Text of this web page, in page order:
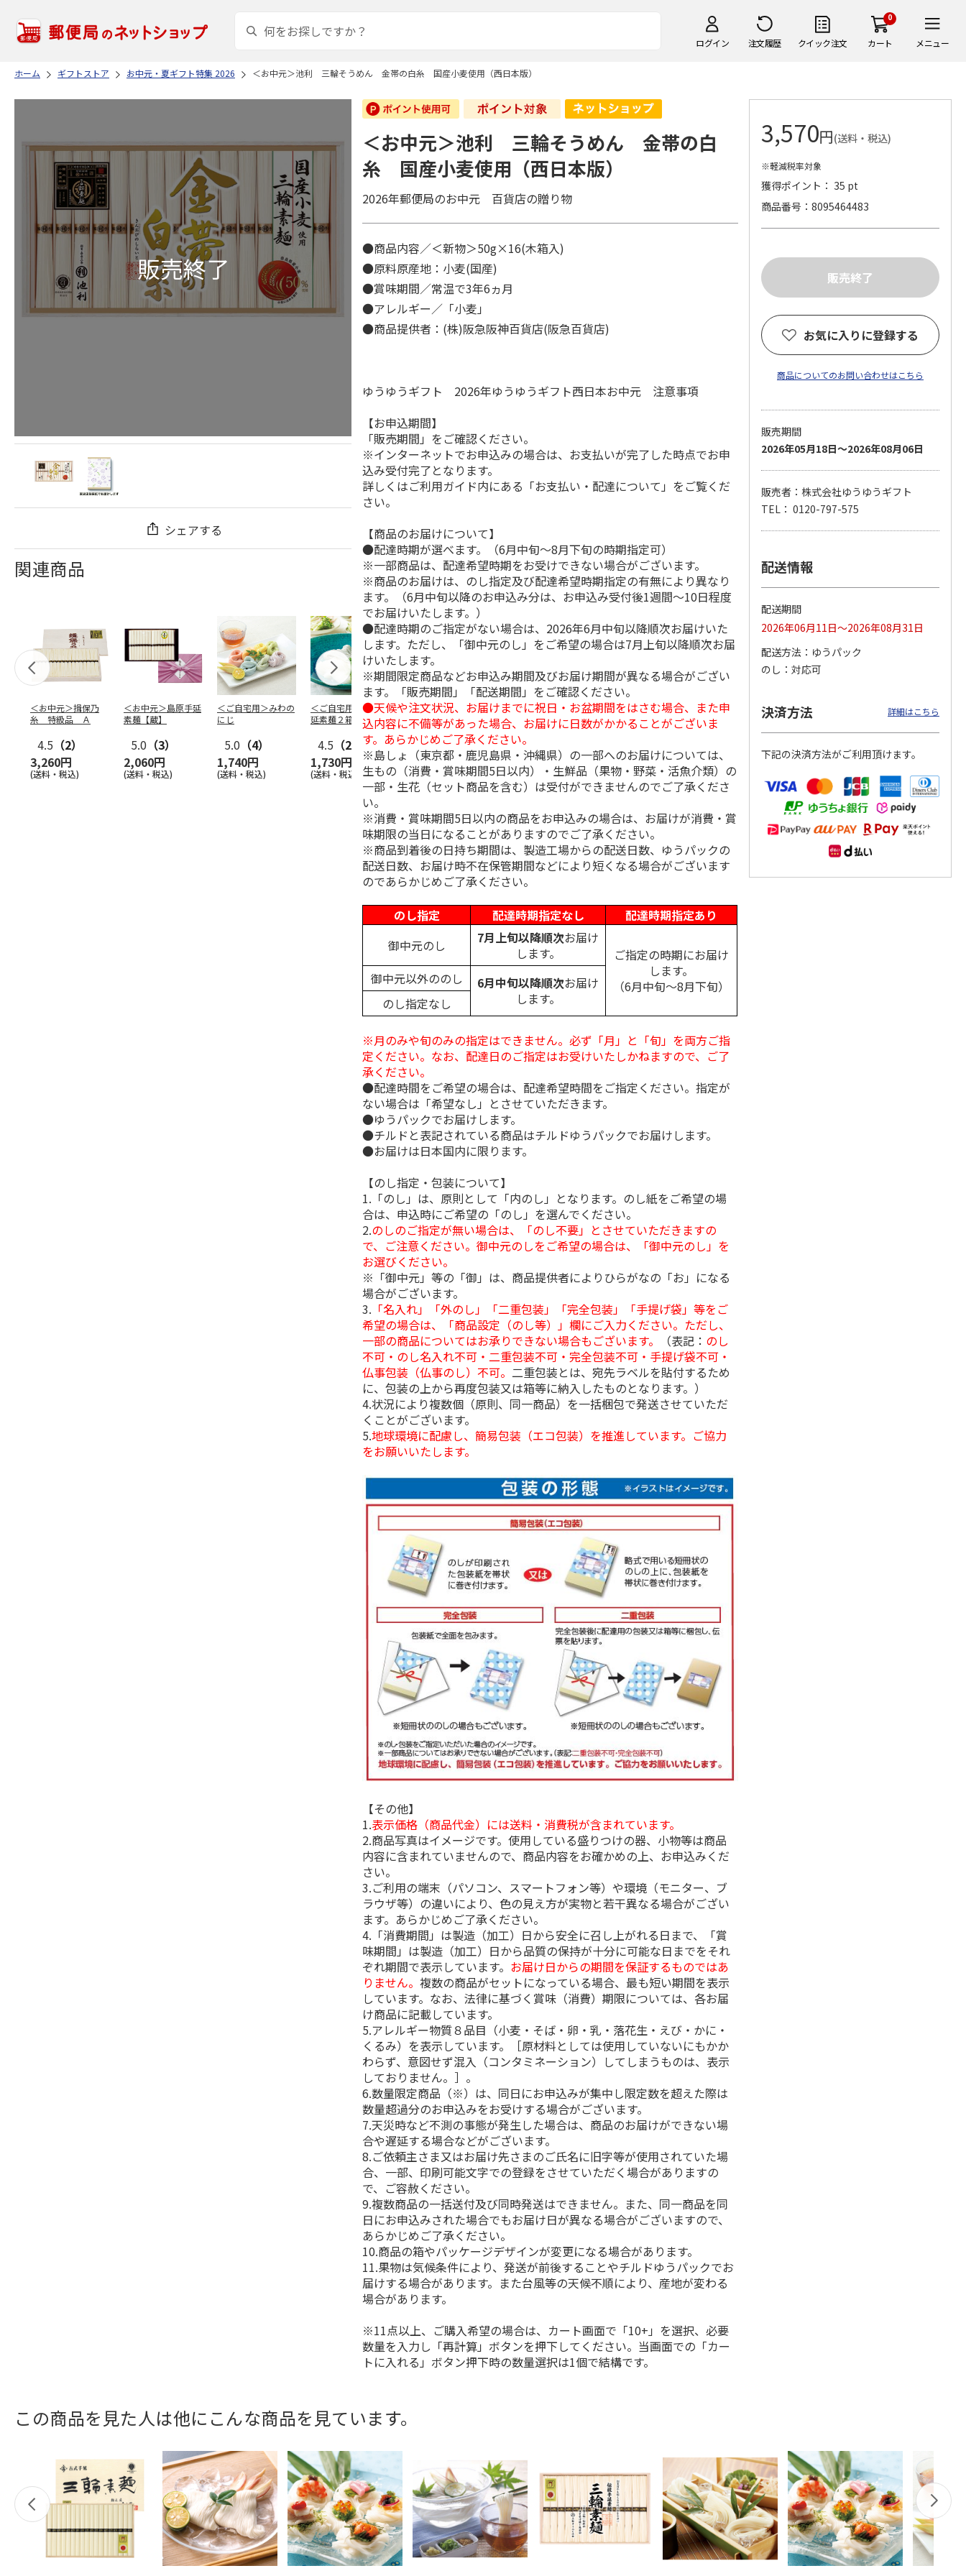
ログイン 注文履歴 クイック注文
0
カート メニュー
ホーム ギフトストア お中元・夏ギフト特集 2026 ＜お中元＞池利 三輪そうめん 金帯の白糸 国産小麦使用（西日本版）
シェアする
関連商品
＜お中元＞揖保乃
糸 特級品 Ａ
4.5 （2）
3,260円
(送料・税込)
＜お中元＞島原手延
素麺【蔵】
5.0 （3）
2,060円
(送料・税込)
＜ご自宅用＞みわの
にじ
5.0 （4）
1,740円
(送料・税込)
＜ご自宅用＞島原手
延素麺２箱・黒ごま
4.5 （2）
1,730円
(送料・税込)
＜お中元＞島原手延
素麺３ｋｇ【古（ひ
ね）】
5.0（2）
3,980円
(送料・税込)
＜お中元＞お徳用
「国産小麦」小豆島
手延べ素麺
5.0（1）
2,700円
(送料・税込)
＜ご自宅用＞島原手
延素麺２ｋｇ【古
（ひね）】
2,940円
(送料・税込)
国産熟成 おいしい
三輪そうめん 光射
す
3,240円
(送料・税込)
＜お中元＞三輪素
麺 誉 Ｂ
2,950円
三輪素麺 正倉院文
様パッケージ細麺
白髭
4,200円
(送料・税込)
＜お中元＞池利 三輪そうめん 金帯の白
糸 国産小麦使用（西日本版）
2026年郵便局のお中元 百貨店の贈り物
●商品内容／＜新物＞50g×16(木箱入)
●原料原産地：小麦(国産)
●賞味期間／常温で3年6ヵ月
●アレルギー／「小麦」
●商品提供者：(株)阪急阪神百貨店(阪急百貨店)
ゆうゆうギフト 2026年ゆうゆうギフト西日本お中元 注意事項
【お申込期間】
「販売期間」をご確認ください。
※インターネットでお申込みの場合は、お支払いが完了した時点でお申
込み受付完了となります。
詳しくはご利用ガイド内にある「お支払い・配達について」をご覧くだ
さい。
【商品のお届けについて】
●配達時期が選べます。（6月中旬～8月下旬の時期指定可）
※一部商品は、配達希望時期をお受けできない場合がございます。
※商品のお届けは、のし指定及び配達希望時期指定の有無により異なり
ます。（6月中旬以降のお申込み分は、お申込み受付後1週間～10日程度
でお届けいたします。）
●配達時期のご指定がない場合は、2026年6月中旬以降順次お届けいた
します。ただし、「御中元のし」をご希望の場合は7月上旬以降順次お届
けいたします。
※期間限定商品などお申込み期間及びお届け期間が異なる場合がござい
ます。「販売期間」「配送期間」をご確認ください。
●天候や注文状況、お届けまでに祝日・お盆期間をはさむ場合、また申
込内容に不備等があった場合、お届けに日数がかかることがございま
す。あらかじめご了承ください。
※島しょ（東京都・鹿児島県・沖縄県）の一部へのお届けについては、
生もの（消費・賞味期間5日以内）・生鮮品（果物・野菜・活魚介類）の
一部・生花（セット商品を含む）は受付ができませんのでご了承くださ
い。
※消費・賞味期間5日以内の商品をお申込みの場合は、お届けが消費・賞
味期限の当日になることがありますのでご了承ください。
※商品到着後の日持ち期間は、製造工場からの配送日数、ゆうパックの
配送日数、お届け時不在保管期間などにより短くなる場合がございます
のであらかじめご了承ください。
のし指定
配達時期指定なし
配達時期指定あり
御中元のし
7月上旬以降順次お届け
します。
ご指定の時期にお届け
します。
（6月中旬～8月下旬）
御中元以外ののし 6月中旬以降順次お届け
します。
のし指定なし
※月のみや旬のみの指定はできません。必ず「月」と「旬」を両方ご指
定ください。なお、配達日のご指定はお受けいたしかねますので、ご了
承ください。
●配達時間をご希望の場合は、配達希望時間をご指定ください。指定が
ない場合は「希望なし」とさせていただきます。
●ゆうパックでお届けします。
●チルドと表記されている商品はチルドゆうパックでお届けします。
●お届けは日本国内に限ります。
【のし指定・包装について】
1.「のし」は、原則として「内のし」となります。のし紙をご希望の場
合は、申込時にご希望の「のし」を選んでください。
2.のしのご指定が無い場合は、「のし不要」とさせていただきますの
で、ご注意ください。御中元のしをご希望の場合は、「御中元のし」を
お選びください。
※「御中元」等の「御」は、商品提供者によりひらがなの「お」になる
場合がございます。
3. 「名入れ」「外のし」「二重包装」「完全包装」「手提げ袋」等をご
希望の場合は、「商品設定（のし等）」欄にご入力ください。ただし、
一部の商品についてはお承りできない場合もございます。
（表記： のし
不可・のし名入れ不可・二重包装不可・完全包装不可・手提げ袋不可・
仏事包装（仏事のし）不可。 二重包装とは、宛先ラベルを貼付するため
に、包装の上から再度包装又は箱等に納入したものとなります。）
4.状況により複数個（原則、同一商品）を一括梱包で発送させていただ
くことがございます。
5.地球環境に配慮し、簡易包装（エコ包装）を推進しています。ご協力
をお願いいたします。
【その他】
1.表示価格（商品代金）には送料・消費税が含まれています。
2.商品写真はイメージです。使用している盛りつけの器、小物等は商品
内容に含まれていませんので、商品内容をお確かめの上、お申込みくだ
さい。
3.ご利用の端末（パソコン、スマートフォン等）や環境（モニター、ブ
ラウザ等）の違いにより、色の見え方が実物と若干異なる場合がござい
ます。あらかじめご了承ください。
4.「消費期間」は製造（加工）日から安全に召し上がれる日まで、「賞
味期間」は製造（加工）日から品質の保持が十分に可能な日までをそれ
ぞれ期間で表示しています。 お届け日からの期間を保証するものではあ
りません。複数の商品がセットになっている場合、最も短い期間を表示
しています。なお、法律に基づく賞味（消費）期限については、各お届
け商品に記載しています。
5.アレルギー物質８品目（小麦・そば・卵・乳・落花生・えび・かに・
くるみ）を表示しています。［原材料としては使用していないにもかか
わらず、意図せず混入（コンタミネーション）してしまうものは、表示
しておりません。］。
6.数量限定商品（※）は、同日にお申込みが集中し限定数を超えた際は
数量超過分のお申込みをお受けする場合がございます。
7.天災時など不測の事態が発生した場合は、商品のお届けができない場
合や遅延する場合などがございます。
8.ご依頼主さま又はお届け先さまのご氏名に旧字等が使用されていた場
合、一部、印刷可能文字での登録をさせていただく場合がありますの
で、ご容赦ください。
9.複数商品の一括送付及び同時発送はできません。また、同一商品を同
日にお申込みされた場合でもお届け日が異なる場合がございますので、
あらかじめご了承ください。
10.商品の箱やパッケージデザインが変更になる場合があります。
11.果物は気候条件により、発送が前後することやチルドゆうパックでお
届けする場合があります。また台風等の天候不順により、産地が変わる
場合があります。
※11点以上、ご購入希望の場合は、カート画面で「10+」を選択、必要
数量を入力し「再計算」ボタンを押下してください。当画面での「カー
トに入れる」ボタン押下時の数量選択は1個で結構です。
3,570円(送料・税込)
※軽減税率対象
獲得ポイント： 35 pt
商品番号
8095464483
お気に入りに登録する
商品についてのお問い合わせはこちら
販売期間
2026年05月18日～2026年08月06日
販売者：株式会社ゆうゆうギフト
TEL： 0120-797-575
配送情報
配送期間
2026年06月11日～2026年08月31日
配送方法
ゆうパック
のし
対応可
決済方法 詳細はこちら
下記の決済方法がご利用頂けます。
この商品を見た人は他にこんな商品を見ています。